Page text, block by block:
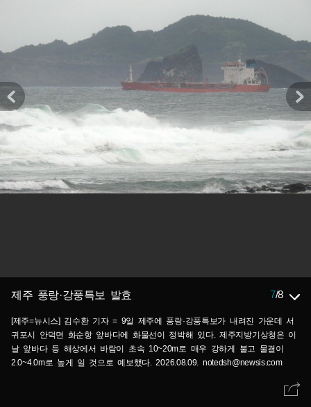
제주 풍랑·강풍특보 발효 7/8
[제주=뉴시스] 김수환 기자 = 9일 제주에 풍랑·강풍특보가 내려진 가운데 서
귀포시 안덕면 화순항 앞바다에 화물선이 정박해 있다. 제주지방기상청은 이
날 앞바다 등 해상에서 바람이 초속 10~20m로 매우 강하게 불고 물결이
2.0~4.0m로 높게 일 것으로 예보했다. 2026.08.09. notedsh@newsis.com